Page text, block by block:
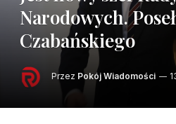
Narodowych.
Czabańskiego
Przez Pokój Wiadomości